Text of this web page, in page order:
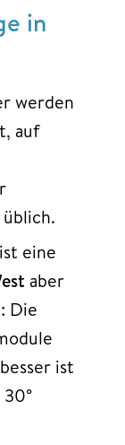
in
werden
auf
eine
aber
Die
ist